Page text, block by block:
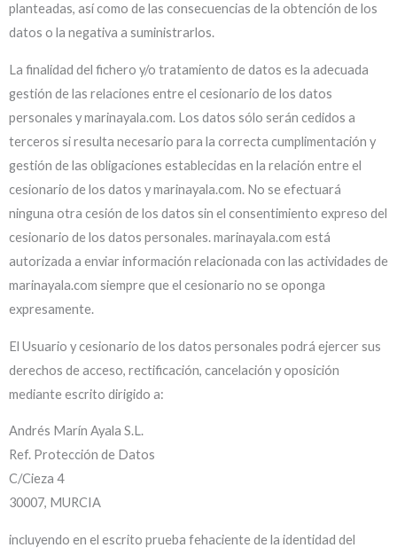
planteadas, así como de las consecuencias de la obtención de los
datos o la negativa a suministrarlos.
La finalidad del fichero y/o tratamiento de datos es la adecuada
gestión de las relaciones entre el cesionario de los datos
personales y marinayala.com. Los datos sólo serán cedidos a
terceros si resulta necesario para la correcta cumplimentación y
gestión de las obligaciones establecidas en la relación entre el
cesionario de los datos y marinayala.com. No se efectuará
ninguna otra cesión de los datos sin el consentimiento expreso del
cesionario de los datos personales. marinayala.com está
autorizada a enviar información relacionada con las actividades de
marinayala.com siempre que el cesionario no se oponga
expresamente.
El Usuario y cesionario de los datos personales podrá ejercer sus
derechos de acceso, rectificación, cancelación y oposición
mediante escrito dirigido a:
Andrés Marín Ayala S.L.
Ref. Protección de Datos
C/Cieza 4
30007, MURCIA
incluyendo en el escrito prueba fehaciente de la identidad del